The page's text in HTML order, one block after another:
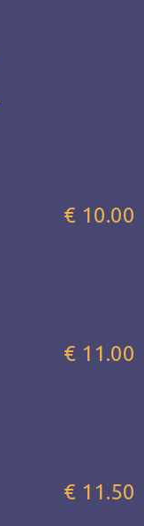
€ 10.00
€ 11.00
€ 11.50